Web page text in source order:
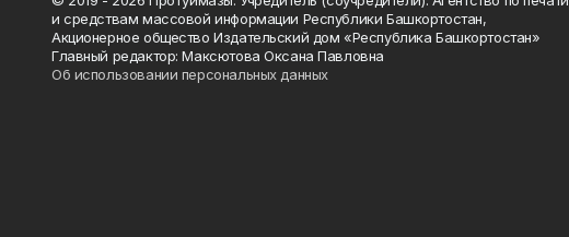
и средствам массовой информации Республики Башкортостан,
Акционерное общество Издательский дом «Республика Башкортостан»
Главный редактор: Максютова Оксана Павловна
Об использовании персональных данных